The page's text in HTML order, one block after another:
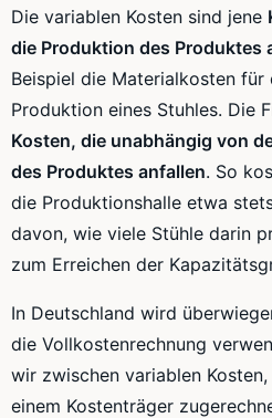
Die variablen Kosten sind jene
die Produktion des Produktes
Beispiel die Materialkosten für
Produktion eines Stuhles. Die
Kosten, die unabhängig von
des Produktes anfallen. So
die Produktionshalle etwa
davon, wie viele Stühle darin
zum Erreichen der
In Deutschland wird
die Vollkostenrechnung
wir zwischen variablen
einem Kostenträger